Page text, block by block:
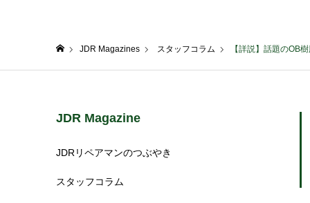
JDR Magazines スタッフコラム 【詳説】話題のOB
JDR Magazine
JDRリペアマンのつぶやき
スタッフコラム